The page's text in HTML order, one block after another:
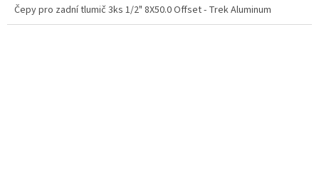
Čepy pro zadní tlumič 3ks 1/2" 8X50.0 Offset - Trek Aluminum